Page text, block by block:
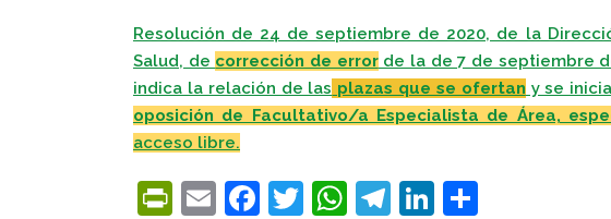
Resolución de 24 de septiembre de 2020, de la
Salud, de corrección de errorde la de 7 de septiembre
indica la relación de las plazas que se ofertan y se
oposición de Facultativo/a Especialista de Área,
acceso libre.
PrintFriendly
EmailFacebook
Twitter
WhatsApp
Telegram
LinkedIn